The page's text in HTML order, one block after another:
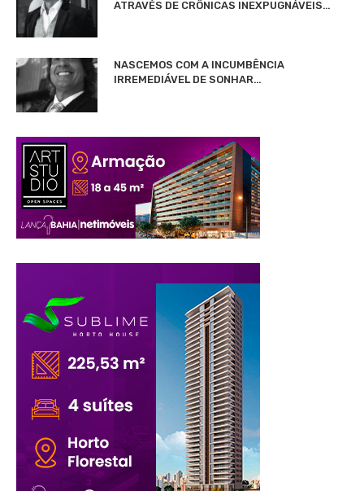
ATRAVÉS DE CRÔNICAS INEXPUGNÁVEIS…
NASCEMOS COM A INCUMBÊNCIA
IRREMEDIÁVEL DE SONHAR…